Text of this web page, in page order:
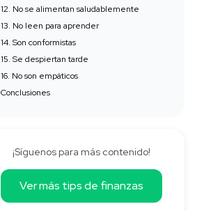
12. No se alimentan saludablemente
13. No leen para aprender
14. Son conformistas
15. Se despiertan tarde
16. No son empáticos
Conclusiones
¡Síguenos para más contenido!
Ver más tips de finanzas